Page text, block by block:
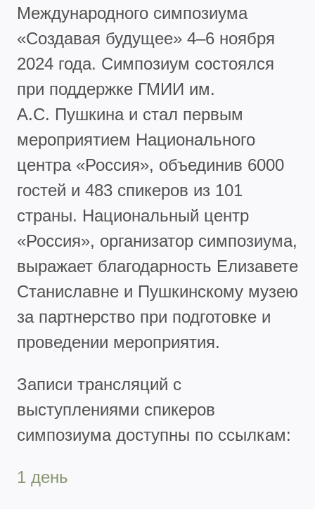
Международного симпозиума
«Создавая будущее» 4–6 ноября
2024 года. Симпозиум состоялся
при поддержке ГМИИ им.
А.С. Пушкина и стал первым
мероприятием Национального
центра «Россия», объединив 6000
гостей и 483 спикеров из 101
страны. Национальный центр
«Россия», организатор симпозиума,
выражает благодарность Елизавете
Станиславне и Пушкинскому музею
за партнерство при подготовке и
проведении мероприятия.
Записи трансляций с
выступлениями спикеров
симпозиума доступны по ссылкам:
1 день